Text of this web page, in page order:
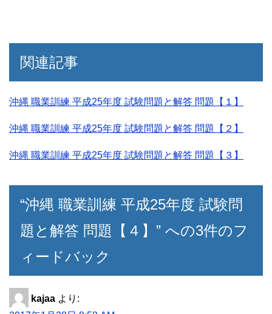
関連記事
沖縄 職業訓練 平成25年度 試験問題と解答 問題【１】
沖縄 職業訓練 平成25年度 試験問題と解答 問題【２】
沖縄 職業訓練 平成25年度 試験問題と解答 問題【３】
“沖縄 職業訓練 平成25年度 試験問
題と解答 問題【４】” への3件のフ
ィードバック
kajaa より: